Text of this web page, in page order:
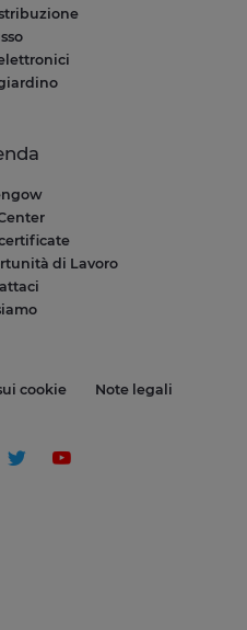
di Lavoro
cookie Note legali